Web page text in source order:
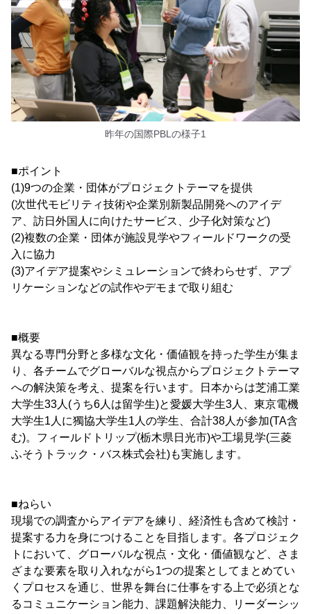
昨年の国際PBLの様子1
■ポイント
(1)9つの企業・団体がプロジェクトテーマを提供
(次世代モビリティ技術や企業別新製品開発へのアイデ
ア、訪日外国人に向けたサービス、少子化対策など)
(2)複数の企業・団体が施設見学やフィールドワークの受
入に協力
(3)アイデア提案やシミュレーションで終わらせず、アプ
リケーションなどの試作やデモまで取り組む
■概要
異なる専門分野と多様な文化・価値観を持った学生が集ま
り、各チームでグローバルな視点からプロジェクトテーマ
への解決策を考え、提案を行います。日本からは芝浦工業
大学生33人(うち6人は留学生)と愛媛大学生3人、東京電機
大学生1人に獨協大学生1人の学生、合計38人が参加(TA含
む)。フィールドトリップ(栃木県日光市)や工場見学(三菱
ふそうトラック・バス株式会社)も実施します。
■ねらい
現場での調査からアイデアを練り、経済性も含めて検討・
提案する力を身につけることを目指します。各プロジェク
トにおいて、グローバルな視点・文化・価値観など、さま
ざまな要素を取り入れながら1つの提案としてまとめてい
くプロセスを通じ、世界を舞台に仕事をする上で必須とな
るコミュニケーション能力、課題解決能力、リーダーシッ